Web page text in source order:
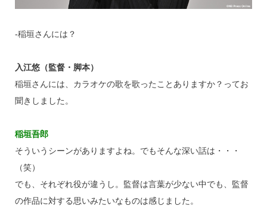
‐稲垣さんには？
入江悠（監督・脚本）
稲垣さんには、カラオケの歌を歌ったことありますか？ってお
聞きしました。
稲垣吾郎
そういうシーンがありますよね。でもそんな深い話は・・・
（笑）
でも、それぞれ役が違うし。監督は言葉が少ない中でも、監督
の作品に対する思いみたいなものは感じました。